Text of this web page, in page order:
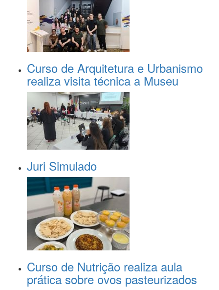
Curso de Arquitetura e Urbanismo
realiza visita técnica a Museu
Juri Simulado
Curso de Nutrição realiza aula
prática sobre ovos pasteurizados